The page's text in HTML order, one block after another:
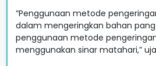
“Penggunaan metode
dalam mengeringkan bahan
penggunaan metode
menggunakan sinar matahari,”